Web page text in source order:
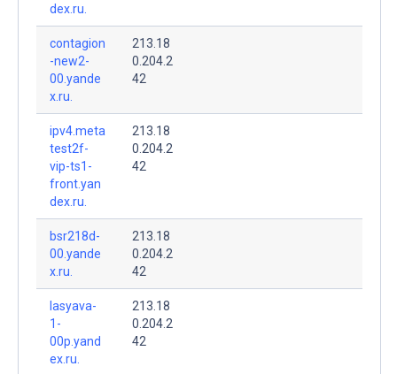
dex.ru.
contagion
-new2-
00.yande
x.ru.
213.18
0.204.2
42
ipv4.meta
test2f-
vip-ts1-
front.yan
dex.ru.
213.18
0.204.2
42
bsr218d-
00.yande
x.ru.
213.18
0.204.2
42
lasyava-
1-
00p.yand
ex.ru.
213.18
0.204.2
42